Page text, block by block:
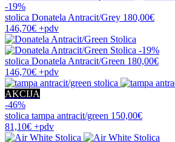
-19%
stolica Donatela Antracit/Grey 180,00€
146,70€ +pdv
-19%
stolica Donatela Antracit/Green 180,00€
146,70€ +pdv
AKCIJA
-46%
stolica tampa antracit/green 150,00€
81,10€ +pdv